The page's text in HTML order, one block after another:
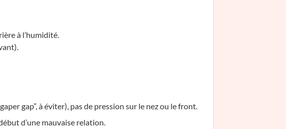
à l’humidité.
gap”, à éviter), pas de pression sur le nez ou le front.
d’une mauvaise relation.